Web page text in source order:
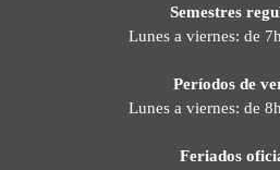
Semestres
Lunes a viernes: de
Períodos de
Lunes a viernes: de
Feriados